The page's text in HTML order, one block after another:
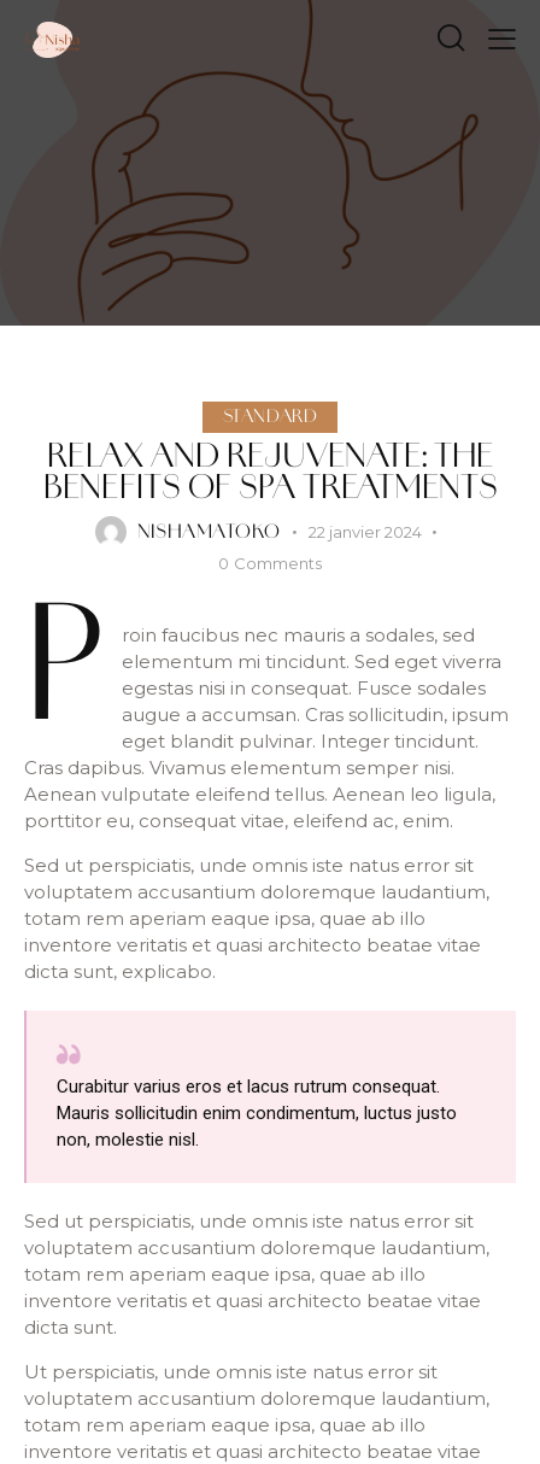
STANDARD
RELAX AND REJUVENATE: THE
BENEFITS OF SPA TREATMENTS
NISHAMATOKO
22 janvier 2024
0 Comments
P
roin faucibus nec mauris a sodales, sed
elementum mi tincidunt. Sed eget viverra
egestas nisi in consequat. Fusce sodales
augue a accumsan. Cras sollicitudin, ipsum
eget blandit pulvinar. Integer tincidunt.
Cras dapibus. Vivamus elementum semper nisi.
Aenean vulputate eleifend tellus. Aenean leo ligula,
porttitor eu, consequat vitae, eleifend ac, enim.
Sed ut perspiciatis, unde omnis iste natus error sit
voluptatem accusantium doloremque laudantium,
totam rem aperiam eaque ipsa, quae ab illo
inventore veritatis et quasi architecto beatae vitae
dicta sunt, explicabo.
Curabitur varius eros et lacus rutrum consequat.
Mauris sollicitudin enim condimentum, luctus justo
non, molestie nisl.
Sed ut perspiciatis, unde omnis iste natus error sit
voluptatem accusantium doloremque laudantium,
totam rem aperiam eaque ipsa, quae ab illo
inventore veritatis et quasi architecto beatae vitae
dicta sunt.
Ut perspiciatis, unde omnis iste natus error sit
voluptatem accusantium doloremque laudantium,
totam rem aperiam eaque ipsa, quae ab illo
inventore veritatis et quasi architecto beatae vitae